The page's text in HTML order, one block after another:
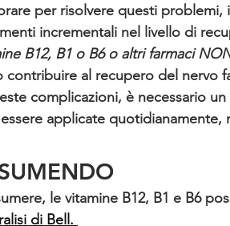
per risolvere questi
incrementali nel livello di
B12, B1 o B6 o altri farmaci
contribuire al recupero del nervo
complicazioni, è necessario
applicate quotidianamente,
le vitamine B12, B1 e B6
di Bell.